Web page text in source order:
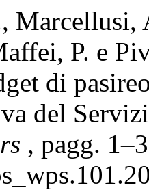
Marcellusi,
P. e
di
del
, pagg.